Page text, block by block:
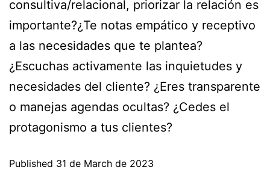
consultiva/relacional, priorizar la relación es
importante?¿Te notas empático y receptivo
a las necesidades que te plantea?
¿Escuchas activamente las inquietudes y
necesidades del cliente? ¿Eres transparente
o manejas agendas ocultas? ¿Cedes el
protagonismo a tus clientes?
Published 31 de March de 2023